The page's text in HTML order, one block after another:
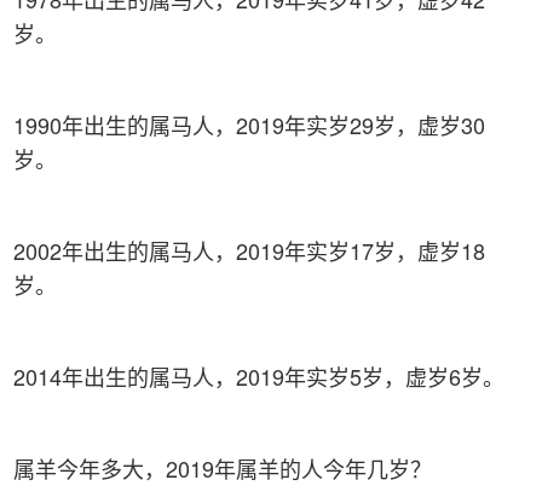
岁。
1990年出生的属马人，2019年实岁29岁，虚岁30
岁。
2002年出生的属马人，2019年实岁17岁，虚岁18
岁。
2014年出生的属马人，2019年实岁5岁，虚岁6岁。
属羊今年多大，2019年属羊的人今年几岁？